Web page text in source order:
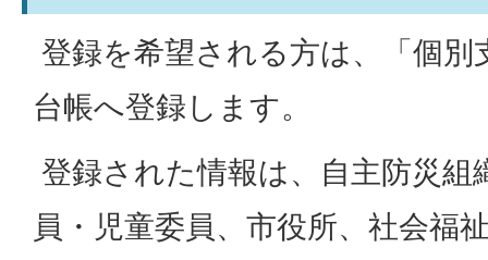
登録を希望される方は、「個別
台帳へ登録します。
登録された情報は、自主防災組
員・児童委員、市役所、社会福